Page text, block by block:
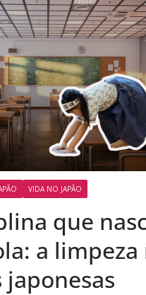
VIDA NO JAPÃO
que
a limpeza
japonesas